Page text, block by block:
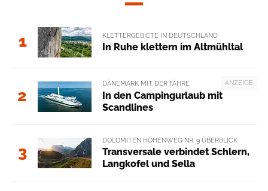
1 KLETTERGEBIETE IN DEUTSCHLAND
In Ruhe klettern im Altmühltal
2
ANZEIGE
DÄNEMARK MIT DER FÄHRE
In den Campingurlaub mit
Scandlines
3
DOLOMITEN HÖHENWEG NR. 9 ÜBERBLICK
Transversale verbindet Schlern,
Langkofel und Sella